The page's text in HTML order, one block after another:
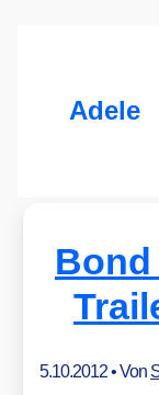
Adele
5.10.2012• Von